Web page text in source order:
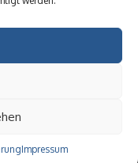
Impressum
Wettbewerbsvorteil
in kleinen